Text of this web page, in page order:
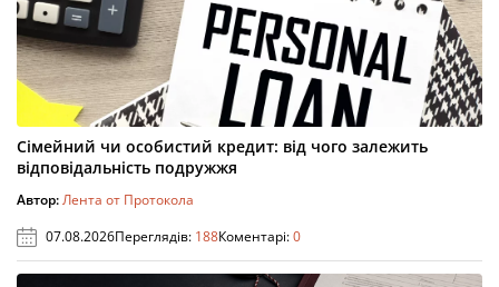
Сімейний чи особистий кредит: від чого залежить
відповідальність подружжя
Автор:Лента от Протокола
07.08.2026Переглядів: 188Коментарі:0